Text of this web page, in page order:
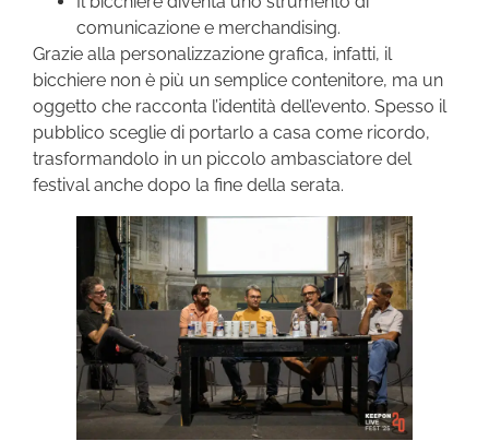
comunicazione e merchandising.
Grazie alla personalizzazione grafica, infatti, il
bicchiere non è più un semplice contenitore, ma un
oggetto che racconta l’identità dell’evento. Spesso il
pubblico sceglie di portarlo a casa come ricordo,
trasformandolo in un piccolo ambasciatore del
festival anche dopo la fine della serata.